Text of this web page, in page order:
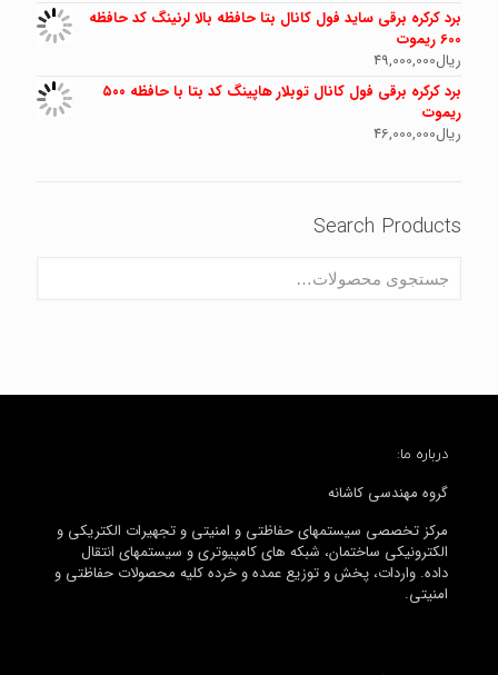
برد کرکره برقی ساید فول کانال بتا حافظه بالا لرنینگ کد حافظه
600 ریموت
ریال49,000,000
برد کرکره برقی فول کانال توبلار هاپینگ کد بتا با حافظه ۵۰۰
ریموت
ریال46,000,000
Search Products
درباره ما:
گروه مهندسی کاشانه
مرکز تخصصی سیستمهای حفاظتی و امنیتی و تجهیرات الکتریکی و
الکترونیکی ساختمان، شبکه های کامپیوتری و سیستمهای انتقال
داده. واردات، پخش و توزیع عمده و خرده کلیه محصولات حفاظتی و
امنیتی.